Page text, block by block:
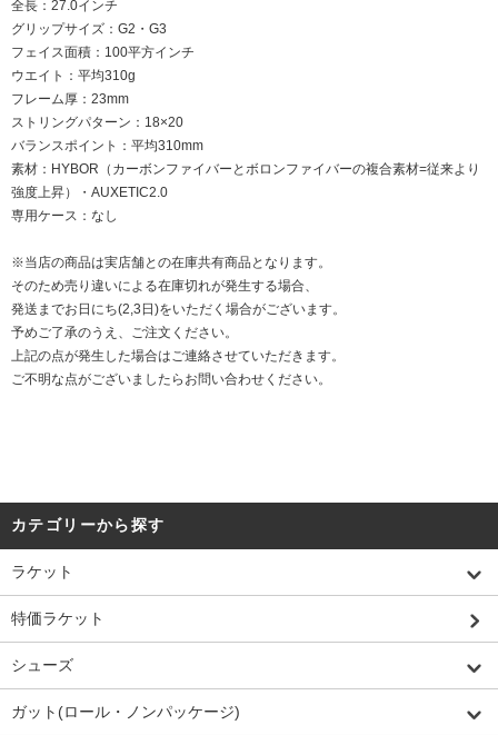
全長：27.0インチ
グリップサイズ：G2・G3
フェイス面積：100平方インチ
ウエイト：平均310g
フレーム厚：23mm
ストリングパターン：18×20
バランスポイント：平均310mm
素材：HYBOR（カーボンファイバーとボロンファイバーの複合素材=従来より
強度上昇）・AUXETIC2.0
専用ケース：なし
※当店の商品は実店舗との在庫共有商品となります。
そのため売り違いによる在庫切れが発生する場合、
発送までお日にち(2,3日)をいただく場合がございます。
予めご了承のうえ、ご注文ください。
上記の点が発生した場合はご連絡させていただきます。
ご不明な点がございましたらお問い合わせください。
カテゴリーから探す
ラケット
特価ラケット
シューズ
ガット(ロール・ノンパッケージ)